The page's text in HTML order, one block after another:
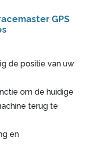
GPS
de positie van uw
om de huidige
terug te
en